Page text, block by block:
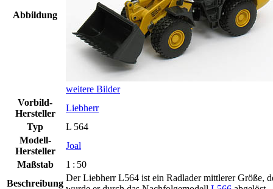
Abbildung
weitere Bilder
Vorbild-
Hersteller
Liebherr
Typ
L 564
Modell-
Hersteller
Joal
Maßstab
1 : 50
Beschreibung
Der Liebherr L564 ist ein Radlader mittlerer Größe,